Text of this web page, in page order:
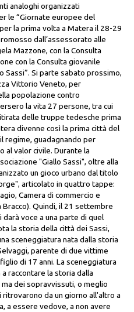
analoghi organizzati
le “Giornate europee del
la prima volta a Matera il 28-29
dall’assessorato alle
Mazzone, con la Consulta
con la Consulta giovanile
Sassi”. Si parte sabato prossimo,
Vittorio Veneto, per
popolazione contro
la vita 27 persone, tra cui
delle truppe tedesche prima
divenne così la prima città del
regime, guadagnando per
al valor civile. Durante la
"Giallo Sassi", oltre alla
un gioco urbano dal titolo
articolato in quattro tappe:
Camera di commercio e
Quindi, il 21 settembre
darà voce a una parte di quel
la storia della città dei Sassi,
sceneggiatura nata dalla storia
parente di due vittime
di 17 anni. La sceneggiatura
raccontare la storia dalla
dei sopravvissuti, o meglio
da un giorno all'altro a
a essere vedove, a non avere